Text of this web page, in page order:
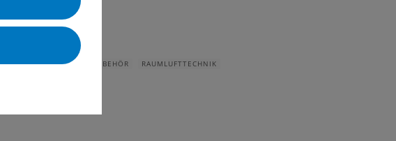
GERÄTE & ZUBEHÖR RAUMLUFTTECHNIK